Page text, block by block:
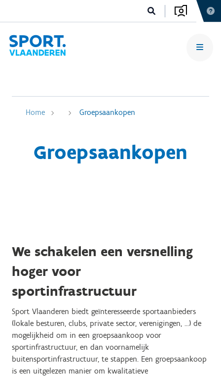
Home Groepsaankopen
Groepsaankopen
We schakelen een versnelling
hoger voor
sportinfrastructuur
Sport Vlaanderen biedt geïnteresseerde sportaanbieders
(lokale besturen, clubs, private sector, verenigingen, …) de
mogelijkheid om in een groepsaankoop voor
sportinfrastructuur, en dan voornamelijk
buitensportinfrastructuur, te stappen. Een groepsaankoop
is een uitgelezen manier om kwalitatieve